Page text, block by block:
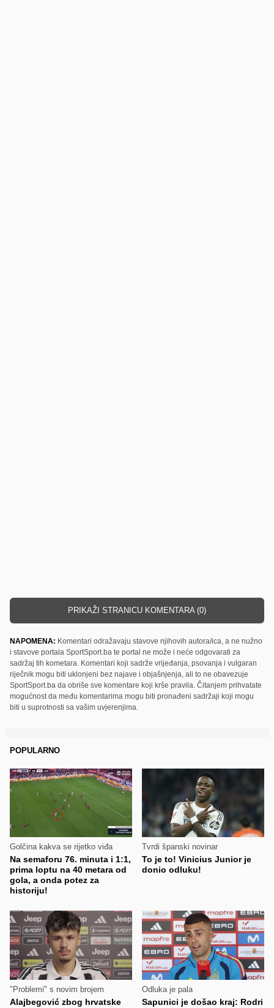
PRIKAŽI STRANICU KOMENTARA (0)
NAPOMENA: Komentari odražavaju stavove njihovih autora/ica, a ne nužno
i stavove portala SportSport.ba te portal ne može i neće odgovarati za
sadržaj tih kometara. Komentari koji sadrže vrijeđanja, psovanja i vulgaran
riječnik mogu biti uklonjeni bez najave i objašnjenja, ali to ne obavezuje
SportSport.ba da obriše sve komentare koji krše pravila. Čitanjem prihvatate
mogućnost da među komentarima mogu biti pronađeni sadržaji koji mogu
biti u suprotnosti sa vašim uvjerenjima.
POPULARNO
Golčina kakva se rijetko viđa
Na semaforu 76. minuta i 1:1,
prima loptu na 40 metara od
gola, a onda potez za
historiju!
Tvrdi španski novinar
To je to! Vinicius Junior je
donio odluku!
"Problemi" s novim brojem
Alajbegović zbog hrvatske
Odluka je pala
Sapunici je došao kraj: Rodri